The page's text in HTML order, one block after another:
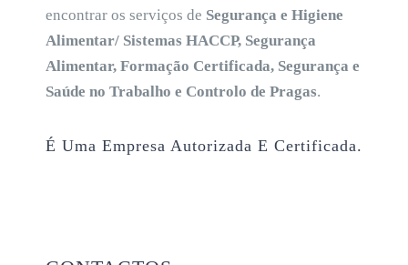
encontrar os serviços de Segurança e Higiene
Alimentar/ Sistemas HACCP, Segurança
Alimentar, Formação Certificada, Segurança e
Saúde no Trabalho e Controlo de Pragas.
É Uma Empresa Autorizada E Certificada.